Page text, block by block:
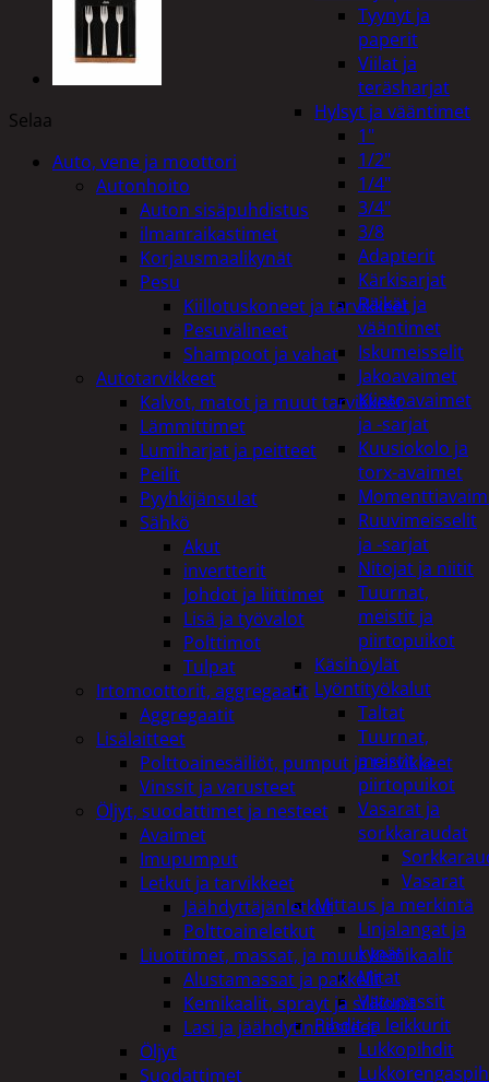
Tyynyt ja
paperit
Viilat ja
teräsharjat
Hylsyt ja vääntimet
1"
1/2"
1/4"
3/4"
3/8
Adapterit
Kärkisarjat
Räikät ja
vääntimet
Iskumeisselit
Jakoavaimet
Kiintoavaimet
ja -sarjat
Kuusiokolo ja
torx-avaimet
Ruuvimeisselit
ja -sarjat
Nitojat ja niitit
Tuurnat,
meistit ja
piirtopuikot
Käsihöylät
Lyöntityökalut
Taltat
Tuurnat,
meistit ja
piirtopuikot
Vasarat ja
sorkkaraudat
Vasarat
Mittaus ja merkintä
Linjalangat ja
kynät
Mitat
Vatupassit
Pihdit ja leikkurit
Lukkopihdit
Selaa
Auto, vene ja moottori
Autonhoito
Auton sisäpuhdistus
ilmanraikastimet
Korjausmaalikynät
Pesu
Kiillotuskoneet ja tarvikkeet
Pesuvälineet
Shampoot ja vahat
Autotarvikkeet
Kalvot, matot ja muut tarvikkeet
Lämmittimet
Lumiharjat ja peitteet
Peilit
Pyyhkijänsulat
Sähkö
Akut
invertterit
Johdot ja liittimet
Lisä ja työvalot
Polttimot
Tulpat
Irtomoottorit, aggregaatit
Aggregaatit
Lisälaitteet
Polttoainesäiliöt, pumput ja tarvikkeet
Vinssit ja varusteet
Öljyt, suodattimet ja nesteet
Avaimet
Imupumput
Letkut ja tarvikkeet
Jäähdyttäjänletkut
Polttoaineletkut
Liuottimet, massat, ja muut kemikaalit
Alustamassat ja pakkelit
Kemikaalit, sprayt ja silikonit
Lasi ja jäähdytinnesteet
Öljyt
Suodattimet